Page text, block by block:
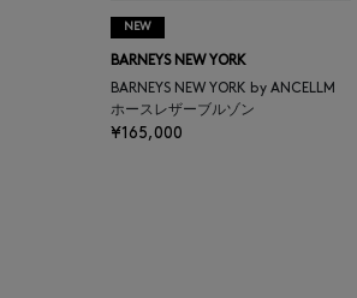
BASERANGE
BE.ABLE
NEW
BARNEYS NEW YORK
BARNEYS NEW YORK by ANCELLM
ホースレザーブルゾン
¥165,000